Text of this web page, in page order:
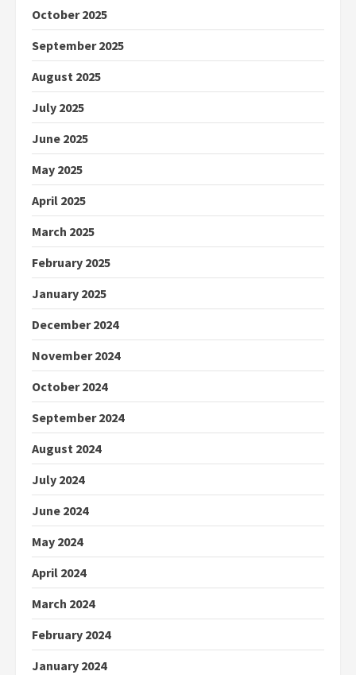
October 2025
September 2025
August 2025
July 2025
June 2025
May 2025
April 2025
March 2025
February 2025
January 2025
December 2024
November 2024
October 2024
September 2024
August 2024
July 2024
June 2024
May 2024
April 2024
March 2024
February 2024
January 2024